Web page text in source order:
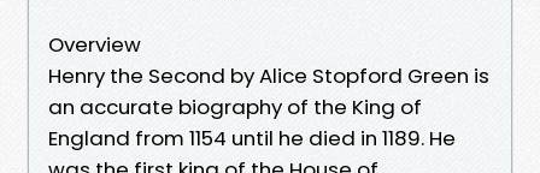
Overview
Henry the Second by Alice Stopford Green is
an accurate biography of the King of
England from 1154 until he died in 1189. He